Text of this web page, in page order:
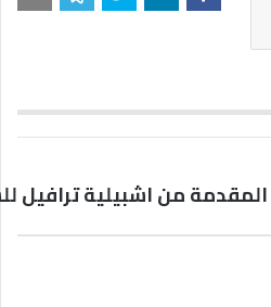
من اشبيلية ترافيل